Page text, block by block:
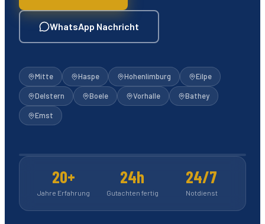
WhatsApp Nachricht
Mitte Haspe Hohenlimburg Eilpe
Delstern Boele Vorhalle Bathey
Emst
20+
Jahre Erfahrung
24h
Gutachten fertig
24/7
Notdienst